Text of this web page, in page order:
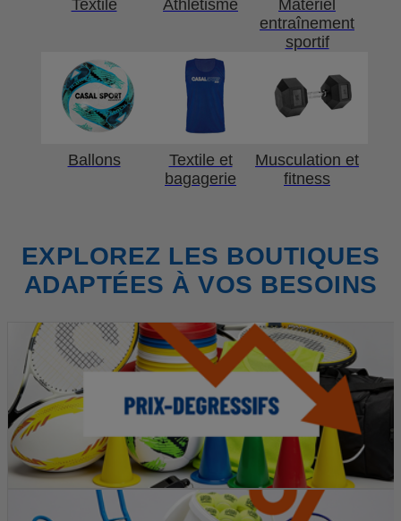
Textile Athlétisme
Matériel
entraînement
sportif
Ballons
Textile et
bagagerie
Musculation et
fitness
EXPLOREZ LES BOUTIQUES
ADAPTÉES À VOS BESOINS